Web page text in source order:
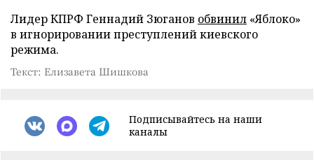
Лидер КПРФ Геннадий Зюганов обвинил «Яблоко»
в игнорировании преступлений киевского
режима.
Текст: Елизавета Шишкова
Подписывайтесь на наши
каналы